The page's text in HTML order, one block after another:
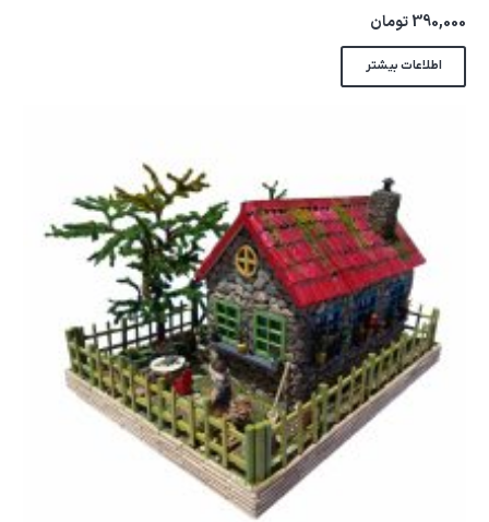
390,000تومان
اطلاعات بیشتر